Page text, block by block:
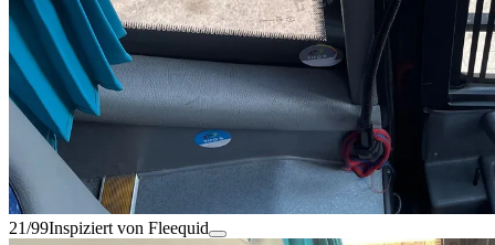
21/99Inspiziert von Fleequid